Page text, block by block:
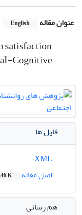
عنوان مقاله English
satisfaction
Cognitive
فایل ها
اصل مقاله
K
هم رسانی